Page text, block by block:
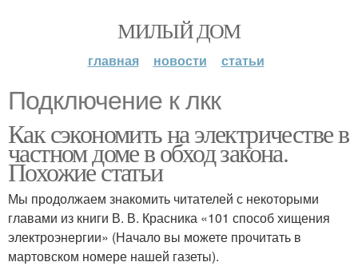
МИЛЫЙ ДОМ
главная новости статьи
Подключение к лкк
Как сэкономить на электричестве в
частном доме в обход закона.
Похожие статьи
Мы продолжаем знакомить читателей с некоторыми
главами из книги В. В. Красника «101 способ хищения
электроэнергии» (Начало вы можете прочитать в
мартовском номере нашей газеты).